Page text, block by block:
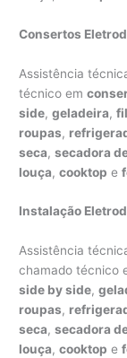
Consertos
Assistência
técnico em
side,geladeira,
roupas,
seca,secadora
louça,cooktop e
Instalação
Assistência
chamado técnico
side by side,
roupas,
seca,secadora
louça,cooktop e